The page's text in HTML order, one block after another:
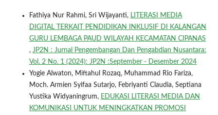
Fathiya Nur Rahmi, Sri Wijayanti, LITERASI MEDIA
DIGITAL TERKAIT PENDIDIKAN INKLUSIF DI KALANGAN
GURU LEMBAGA PAUD WILAYAH KECAMATAN CIPANAS
, JP2N : Jurnal Pengembangan Dan Pengabdian Nusantara:
Vol. 2 No. 1 (2024): JP2N :September - Desember 2024
Yogie Alwaton, Miftahul Rozaq, Muhammad Rio Fariza,
Moch. Armien Syifaa Sutarjo, Febriyanti Claudia, Septiana
Yustika Widyaningrum, EDUKASI LITERASI MEDIA DAN
KOMUNIKASI UNTUK MENINGKATKAN PROMOSI